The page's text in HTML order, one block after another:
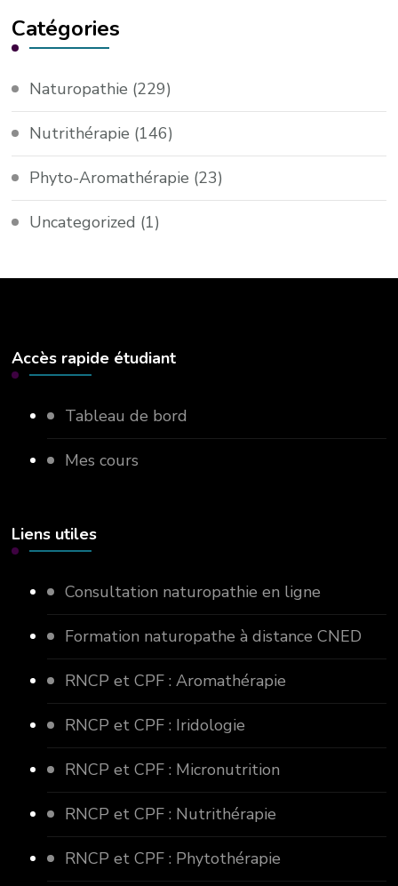
Catégories
Naturopathie (229)
Nutrithérapie (146)
Phyto-Aromathérapie (23)
Uncategorized (1)
Accès rapide étudiant
Tableau de bord
Mes cours
Liens utiles
Consultation naturopathie en ligne
Formation naturopathe à distance CNED
RNCP et CPF : Aromathérapie
RNCP et CPF : Iridologie
RNCP et CPF : Micronutrition
RNCP et CPF : Nutrithérapie
RNCP et CPF : Phytothérapie